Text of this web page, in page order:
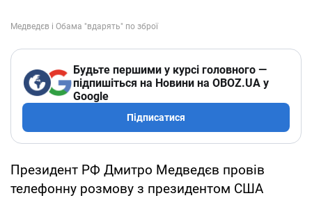
Будьте першими у курсі головного —
підпишіться на Новини на OBOZ.UA у
Google
Підписатися
Президент РФ Дмитро Медведєв провів
телефонну розмову з президентом США